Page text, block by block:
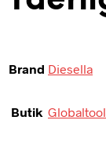
Brand Diesella
Butik